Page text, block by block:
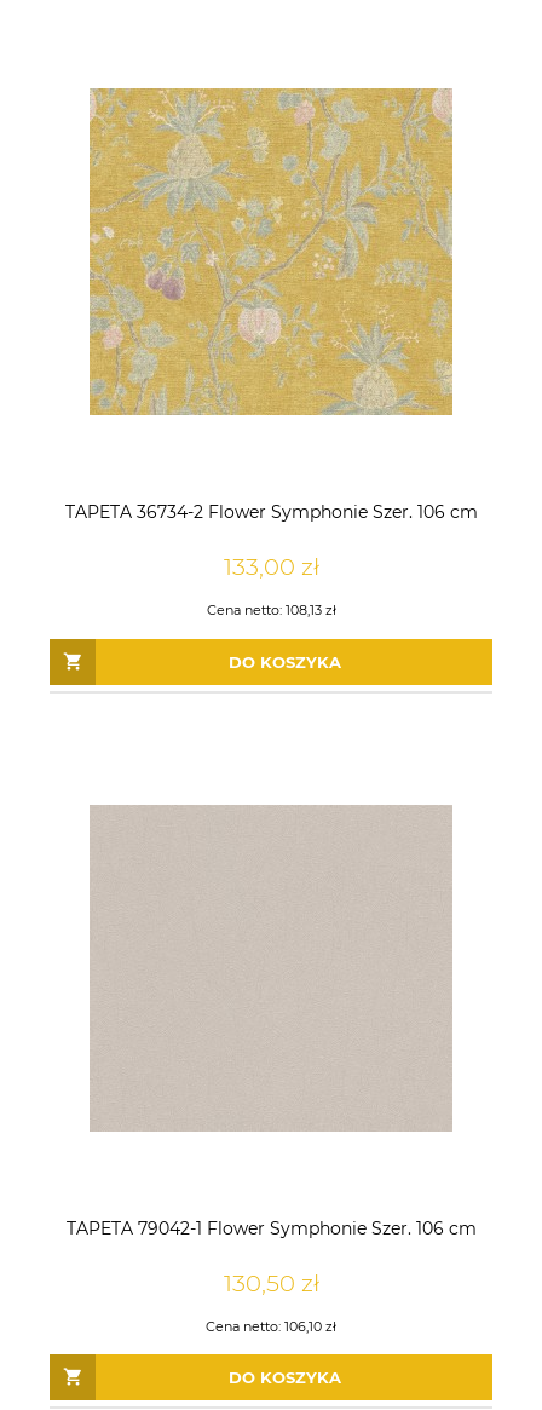
TAPETA 36734-2 Flower Symphonie Szer. 106 cm
133,00 zł
Cena netto: 108,13 zł
DO KOSZYKA
TAPETA 79042-1 Flower Symphonie Szer. 106 cm
130,50 zł
Cena netto: 106,10 zł
DO KOSZYKA